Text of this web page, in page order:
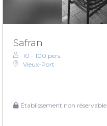
Safran
10 - 100 pers.
Vieux-Port
Établissement non réservable